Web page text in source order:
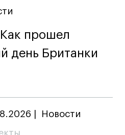
Как прошел
день Британки
Новости